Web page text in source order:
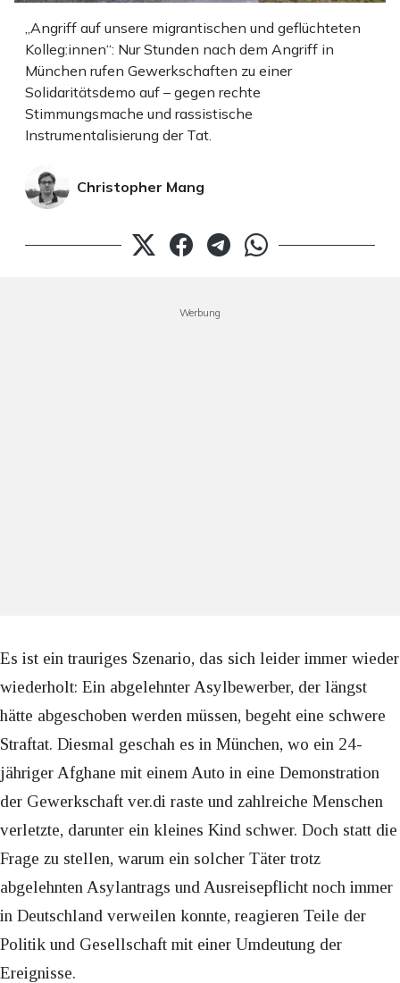
„Angriff auf unsere migrantischen und geflüchteten
Kolleg:innen“: Nur Stunden nach dem Angriff in
München rufen Gewerkschaften zu einer
Solidaritätsdemo auf – gegen rechte
Stimmungsmache und rassistische
Instrumentalisierung der Tat.
Christopher Mang
Werbung
Es ist ein trauriges Szenario, das sich leider immer wieder
wiederholt: Ein abgelehnter Asylbewerber, der längst
hätte abgeschoben werden müssen, begeht eine schwere
Straftat. Diesmal geschah es in München, wo ein 24-
jähriger Afghane mit einem Auto in eine Demonstration
der Gewerkschaft ver.di raste und zahlreiche Menschen
verletzte, darunter ein kleines Kind schwer. Doch statt die
Frage zu stellen, warum ein solcher Täter trotz
abgelehnten Asylantrags und Ausreisepflicht noch immer
in Deutschland verweilen konnte, reagieren Teile der
Politik und Gesellschaft mit einer Umdeutung der
Ereignisse.